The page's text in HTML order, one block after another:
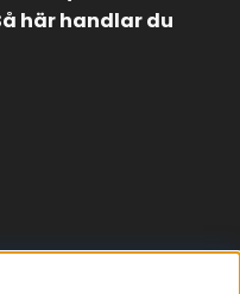
här handlar du